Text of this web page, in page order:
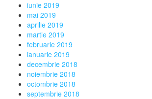
iunie 2019
mai 2019
aprilie 2019
martie 2019
februarie 2019
ianuarie 2019
decembrie 2018
noiembrie 2018
octombrie 2018
septembrie 2018